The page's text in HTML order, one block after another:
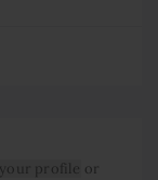
profile or